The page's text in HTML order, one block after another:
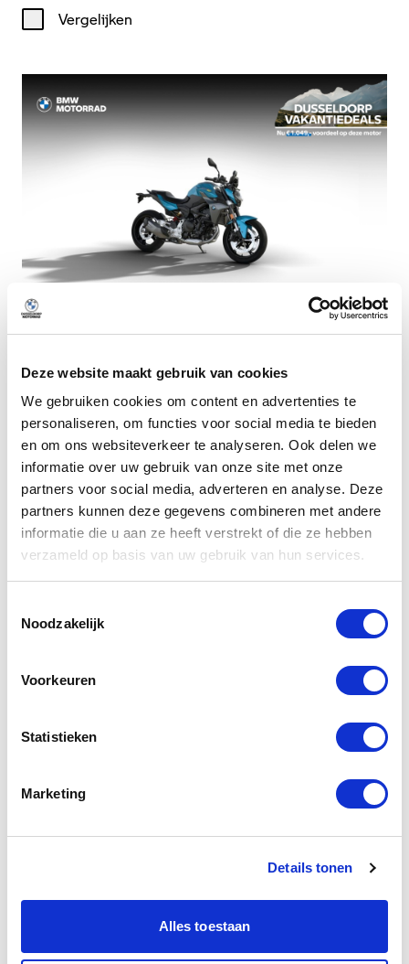
Deze website maakt gebruik van cookies
We gebruiken cookies om content en advertenties te
personaliseren, om functies voor social media te bieden
en om ons websiteverkeer te analyseren. Ook delen we
informatie over uw gebruik van onze site met onze
partners voor social media, adverteren en analyse. Deze
partners kunnen deze gegevens combineren met andere
informatie die u aan ze heeft verstrekt of die ze hebben
verzameld op basis van uw gebruik van hun services.
Noodzakelijk
Voorkeuren
Statistieken
Marketing
Details tonen
Alles toestaan
Vergelijken
Dusseldorp Alkmaar
Beschikbaar
BMW F 900 R
2026 | 10 km| Benzine
€ 12.987
Vergelijken